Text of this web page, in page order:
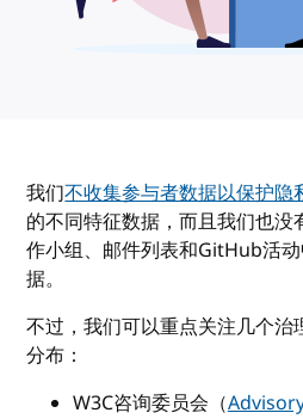
我们不收集参与者数据以保护隐
的不同特征数据，而且我们也没
作小组、邮件列表和GitHub活
据。
不过，我们可以重点关注几个
分布：
W3C咨询委员会（